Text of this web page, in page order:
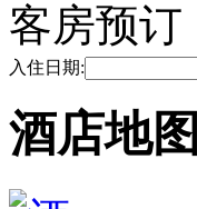
客房预订
入住日期:
酒店地图